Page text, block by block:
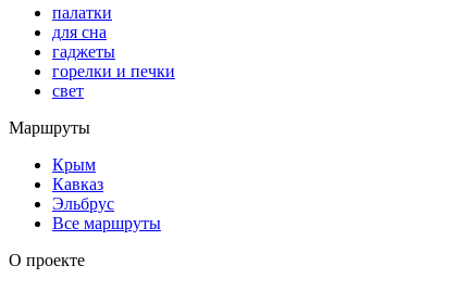
палатки
для сна
гаджеты
горелки и печки
свет
Маршруты
Крым
Кавказ
Эльбрус
Все маршруты
О проекте